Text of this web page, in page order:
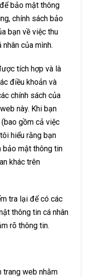
bảo mật thông
chính sách bảo
bạn về việc thu
của mình.
tích hợp và là
điều khoản và
chính sách của
này. Khi bạn
gồm cả việc
hiểu rằng bạn
bảo mật thông tin
khác trên
tra lại để có các
thông tin cá nhân
rõ thông tin.
trang web nhằm